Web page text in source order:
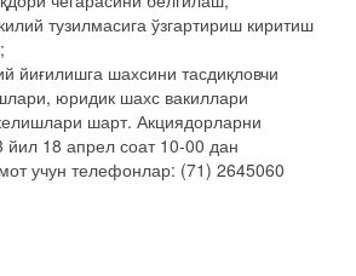
тузилмасига ўзгартириш киритиш
йиғилишга шахсини тасдиқловчи
юридик шахс вакиллари
шарт. Акциядорларни
йил 18 апрел соат 10-00 дан
учун телефонлар: (71) 2645060